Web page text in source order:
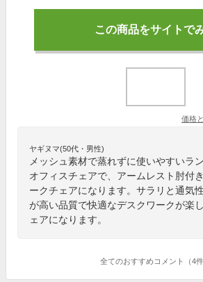
この商品をサイトで
価格
ヤギヌマ(50代・男性)
メッシュ素材で蒸れずに使いやすいラ
オフィスチェアで、アームレスト肘付
ークチェアになります。サラリと通気
が高い品質で快適なデスクワークが楽
ェアになります。
全てのおすすめコメント（4件